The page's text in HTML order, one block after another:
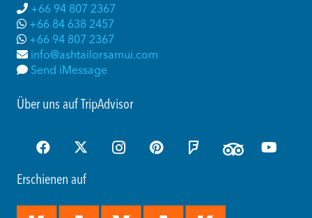
+66 94 807 2367
+66 84 638 2457
+66 94 807 2367
info@ashtailorsamui.com
Send iMessage
Über uns auf TripAdvisor
Erschienen auf